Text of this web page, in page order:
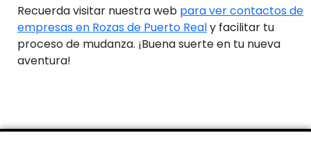
Recuerda visitar nuestra web para ver contactos de
empresas en Rozas de Puerto Realy facilitar tu
proceso de mudanza. ¡Buena suerte en tu nueva
aventura!